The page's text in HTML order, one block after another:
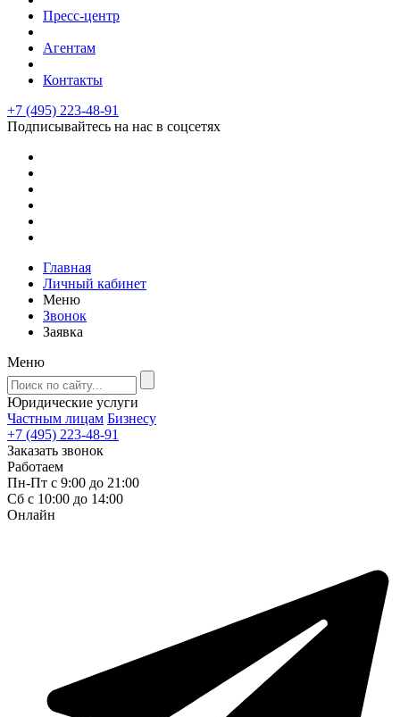
Пресс-центр
Агентам
Контакты
+7 (495) 223-48-91
Подписывайтесь на нас в соцсетях
Главная
Личный кабинет
Меню
Звонок
Заявка
Меню
Юридические услуги
Частным лицам Бизнесу
+7 (495) 223-48-91
Заказать звонок
Работаем
Пн-Пт с 9:00 до 21:00
Сб с 10:00 до 14:00
Онлайн